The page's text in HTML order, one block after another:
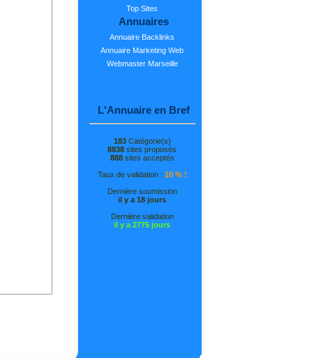
Top Sites
Annuaires
Annuaire Backlinks
Annuaire Marketing Web
Webmaster Marseille
L'Annuaire en Bref
183Catégorie(s)
8838 sites proposés
888sites acceptés
Taux de validation : 10 % !
Dernière soumission
il y a 18 jours
Dernière validation
il y a 2775 jours